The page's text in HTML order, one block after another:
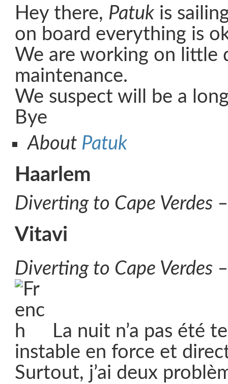
Hey there, Patuk is
on board everything is
We are working on little
maintenance.
We suspect will be a
Bye
About Patuk
Haarlem
Diverting to Cape Verdes
Vitavi
Diverting to Cape Verdes
La nuit n’a pas été
instable en force et
Surtout, j’ai deux